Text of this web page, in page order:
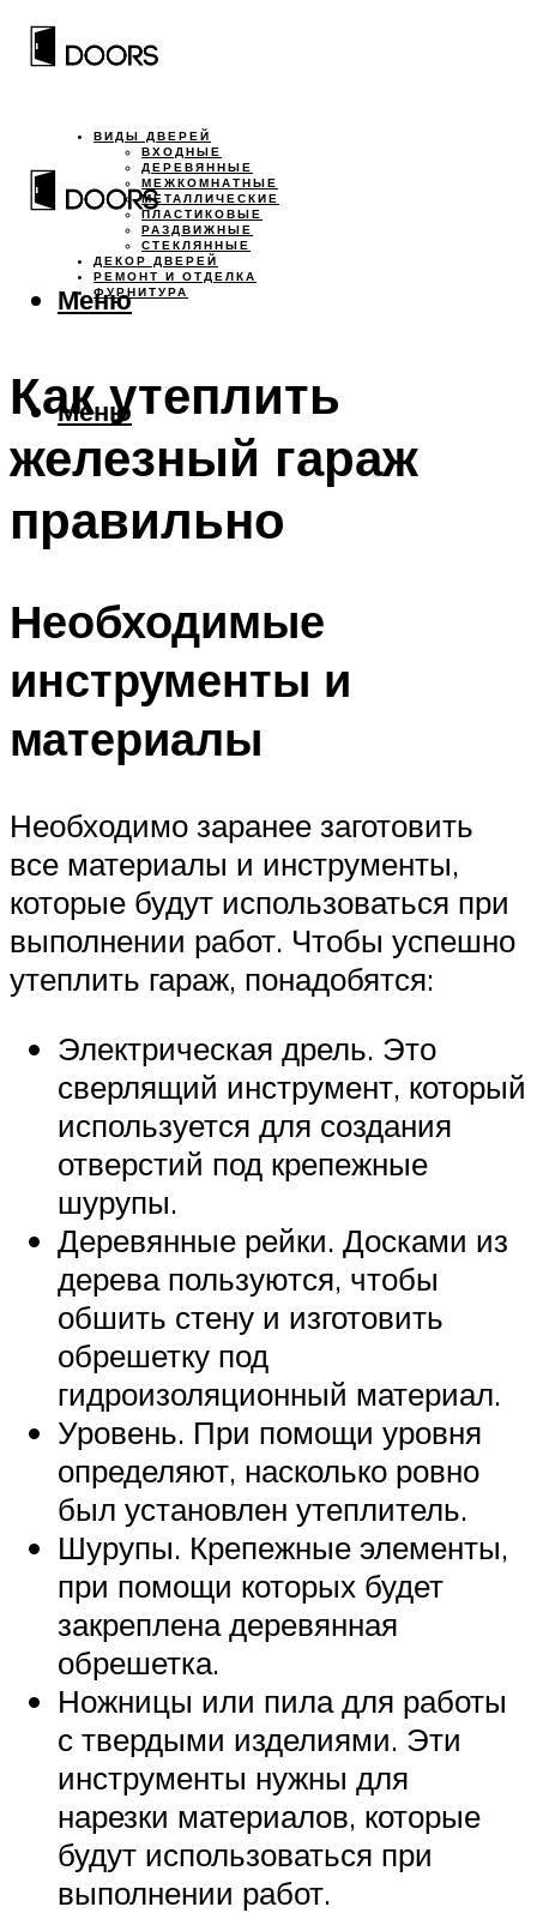
ВИДЫ ДВЕРЕЙ
ВХОДНЫЕ
ДЕРЕВЯННЫЕ
МЕЖКОМНАТНЫЕ
МЕТАЛЛИЧЕСКИЕ
ПЛАСТИКОВЫЕ
РАЗДВИЖНЫЕ
СТЕКЛЯННЫЕ
ДЕКОР ДВЕРЕЙ
РЕМОНТ И ОТДЕЛКА
ФУРНИТУРА
Меню
Меню
Как утеплить
железный гараж
правильно
Необходимые
инструменты и
материалы
Необходимо заранее заготовить
все материалы и инструменты,
которые будут использоваться при
выполнении работ. Чтобы успешно
утеплить гараж, понадобятся:
Электрическая дрель. Это
сверлящий инструмент, который
используется для создания
отверстий под крепежные
шурупы.
Деревянные рейки. Досками из
дерева пользуются, чтобы
обшить стену и изготовить
обрешетку под
гидроизоляционный материал.
Уровень. При помощи уровня
определяют, насколько ровно
был установлен утеплитель.
Шурупы. Крепежные элементы,
при помощи которых будет
закреплена деревянная
обрешетка.
Ножницы или пила для работы
с твердыми изделиями. Эти
инструменты нужны для
нарезки материалов, которые
будут использоваться при
выполнении работ.